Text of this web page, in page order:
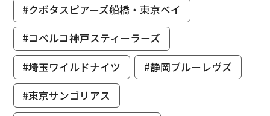
#クボタスピアーズ船橋・東京ベイ
#コベルコ神戸スティーラーズ
#埼玉ワイルドナイツ
#静岡ブルーレヴズ
#東京サンゴリアス